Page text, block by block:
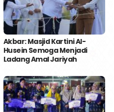
Akbar: Masjid Kartini Al-
Husein Semoga Menjadi
Ladang Amal Jariyah